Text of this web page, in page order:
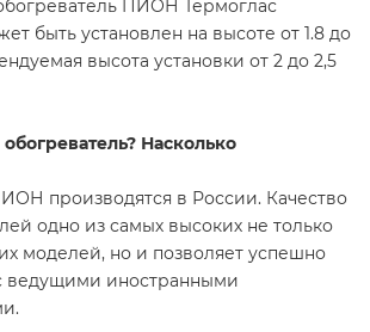
ПИОН Термоглас
быть установлен на высоте от 1.8 до
высота установки от 2 до 2,5
Насколько
производятся в России. Качество
одно из самых высоких не только
моделей, но и позволяет успешно
ведущими иностранными